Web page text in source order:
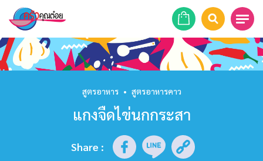
หน้าแรก
รายการย้อนหลัง
สูตรอาหาร • สูตรอาหารคาว
แกงจืดไข่นกกระสา
Share :